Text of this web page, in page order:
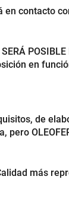
contacto
POSIBLE
en
de
más